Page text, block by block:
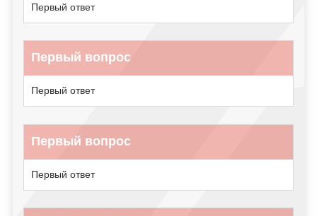
Первый ответ
Первый вопрос
Первый ответ
Первый вопрос
Первый ответ